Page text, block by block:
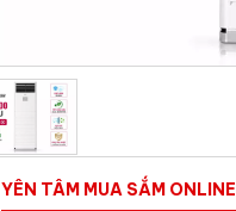
YÊN TÂM MUA SẮM ONLINE